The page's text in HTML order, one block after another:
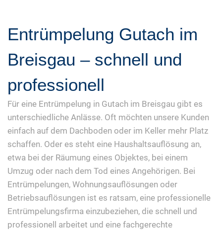
Entrümpelung Gutach im
Breisgau – schnell und
professionell
Für eine Entrümpelung in Gutach im Breisgau gibt es
unterschiedliche Anlässe. Oft möchten unsere Kunden
einfach auf dem Dachboden oder im Keller mehr Platz
schaffen. Oder es steht eine Haushaltsauflösung an,
etwa bei der Räumung eines Objektes, bei einem
Umzug oder nach dem Tod eines Angehörigen. Bei
Entrümpelungen, Wohnungsauflösungen oder
Betriebsauflösungen ist es ratsam, eine professionelle
Entrümpelungsfirma einzubeziehen, die schnell und
professionell arbeitet und eine fachgerechte